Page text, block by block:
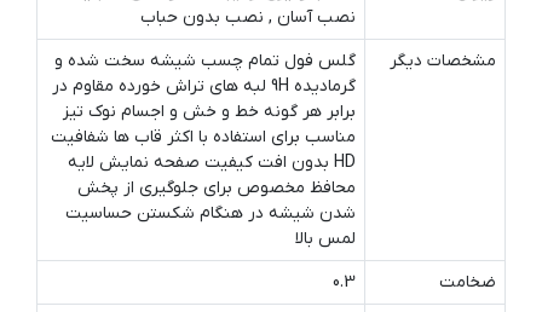
نصب آسان , نصب بدون حباب
مشخصات دیگر
گلس فول تمام چسب شیشه سخت شده و
گرمادیده 9H لبه های تراش خورده مقاوم در
برابر هر گونه خط و خش و اجسام نوک تیز
مناسب برای استفاده با اکثر قاب ها شفافیت
HD بدون افت کیفیت صفحه نمایش لایه
محافظ مخصوص برای جلوگیری از پخش
شدن شیشه در هنگام شکستن حساسیت
لمس بالا
ضخامت
0.3